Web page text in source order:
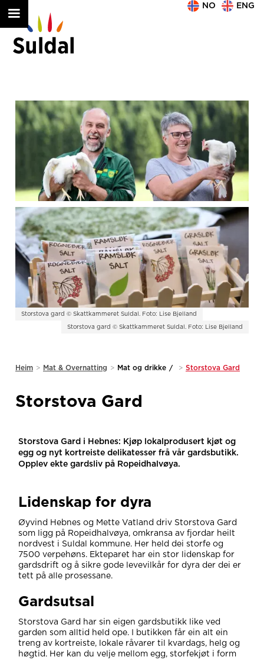
NO ENG
Storstova gard © Skattkammeret Suldal. Foto: Lise Bjelland
Storstova gard © Skattkammeret Suldal. Foto: Lise Bjelland
Heim > Mat & Overnatting > Mat og drikke / > Storstova Gard
Storstova Gard
Storstova Gard i Hebnes: Kjøp lokalprodusert kjøt og
egg og nyt kortreiste delikatesser frå vår gardsbutikk.
Opplev ekte gardsliv på Ropeidhalvøya.
Lidenskap for dyra
Øyvind Hebnes og Mette Vatland driv Storstova Gard
som ligg på Ropeidhalvøya, omkransa av fjordar heilt
nordvest i Suldal kommune. Her held dei storfe og
7500 verpehøns. Ekteparet har ein stor lidenskap for
gardsdrift og å sikre gode levevilkår for dyra der dei er
tett på alle prosessane.
Gardsutsal
Storstova Gard har sin eigen gardsbutikk like ved
garden som alltid held ope. I butikken får ein alt ein
treng av kortreiste, lokale råvarer til kvardags, helg og
høgtid. Her kan du velje mellom egg, storfekjøt i form